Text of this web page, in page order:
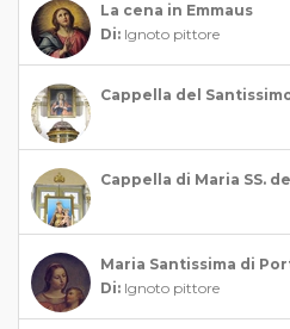
La cena in Emmaus
Di: Ignoto pittore
Cappella del
Cappella di Maria SS.
Maria Santissima di
Di: Ignoto pittore